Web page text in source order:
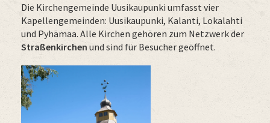
Die Kirchengemeinde Uusikaupunki umfasst vier
Kapellengemeinden: Uusikaupunki, Kalanti, Lokalahti
und Pyhämaa. Alle Kirchen gehören zum Netzwerk der
Straßenkirchen und sind für Besucher geöffnet.